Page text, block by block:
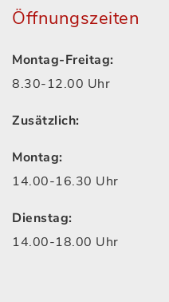
Öffnungszeiten
Montag-Freitag:
8.30-12.00 Uhr
Zusätzlich:
Montag:
14.00-16.30 Uhr
Dienstag:
14.00-18.00 Uhr